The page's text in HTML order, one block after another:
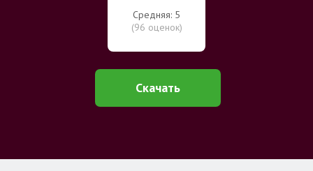
Средняя: 5
(96 оценок)
Скачать